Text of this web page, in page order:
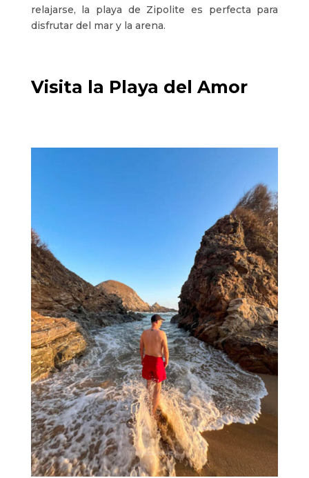
relajarse, la playa de Zipolite es perfecta para
disfrutar del mar y la arena.
Visita la Playa del Amor